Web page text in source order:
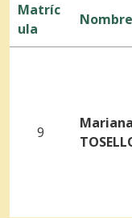
Matríc
ula
Nombre
9